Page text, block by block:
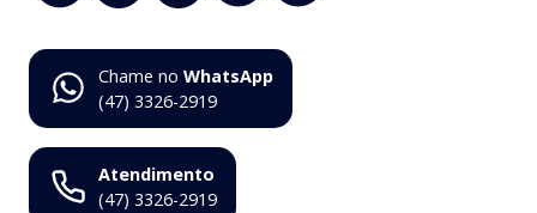
Chame no WhatsApp
(47) 3326-2919
Atendimento
(47) 3326-2919